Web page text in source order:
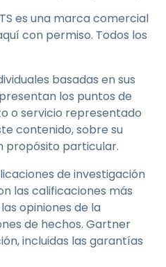
es una marca comercial
con permiso. Todos los
basadas en sus
los puntos de
o servicio representado
contenido, sobre su
propósito particular.
de investigación
las calificaciones más
opiniones de la
de hechos. Gartner
incluidas las garantías